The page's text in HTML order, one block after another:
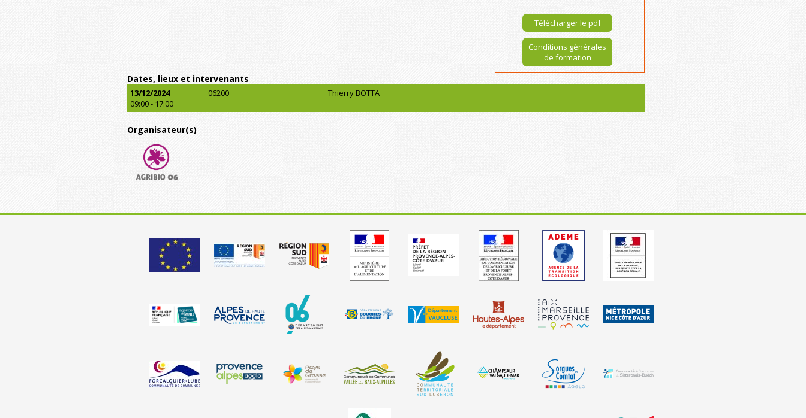
Télécharger le pdf
Conditions générales
de formation
Dates, lieux et intervenants
13/12/2024
09:00 - 17:00
06200 Thierry BOTTA
Organisateur(s)